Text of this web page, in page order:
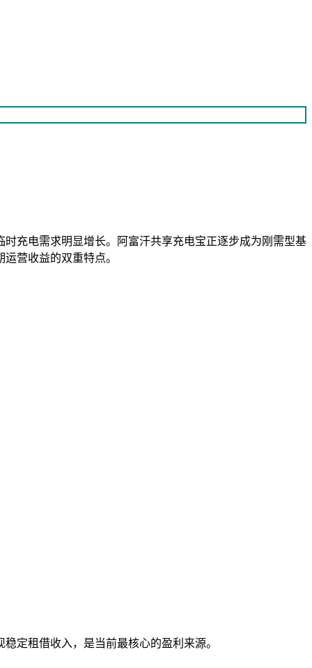
充电需求明显增长。阿富汗共享充电宝正逐步成为刚需型基
营收益的双重特点。
定租借收入，是当前最核心的盈利来源。